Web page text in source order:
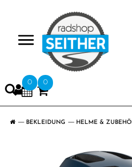
0 0
BEKLEIDUNG HELME &